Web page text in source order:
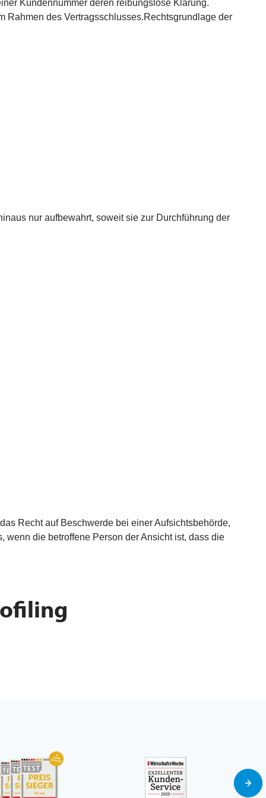
Samstag 09:00 bis 15:00 Uhr
Kundennummer deren reibungslose Klärung.
Rahmen des Vertragsschlusses.Rechtsgrundlage der
nur aufbewahrt, soweit sie zur Durchführung der
Recht auf Beschwerde bei einer Aufsichtsbehörde,
wenn die betroffene Person der Ansicht ist, dass die